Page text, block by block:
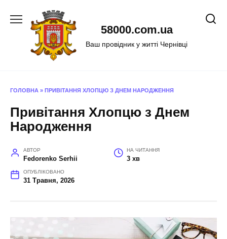
58000.com.ua
Ваш провідник у житті Чернівці
ГОЛОВНА » ПРИВІТАННЯ ХЛОПЦЮ З ДНЕМ НАРОДЖЕННЯ
Привітання Хлопцю з Днем
Народження
АВТОР
Fedorenko Serhii
НА ЧИТАННЯ
3 хв
ОПУБЛІКОВАНО
31 Травня, 2026